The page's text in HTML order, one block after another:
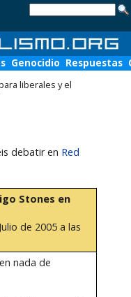
Genocidio Respuestas
liberales y el
debatir en Red
Stones en
de 2005 a las
nada de